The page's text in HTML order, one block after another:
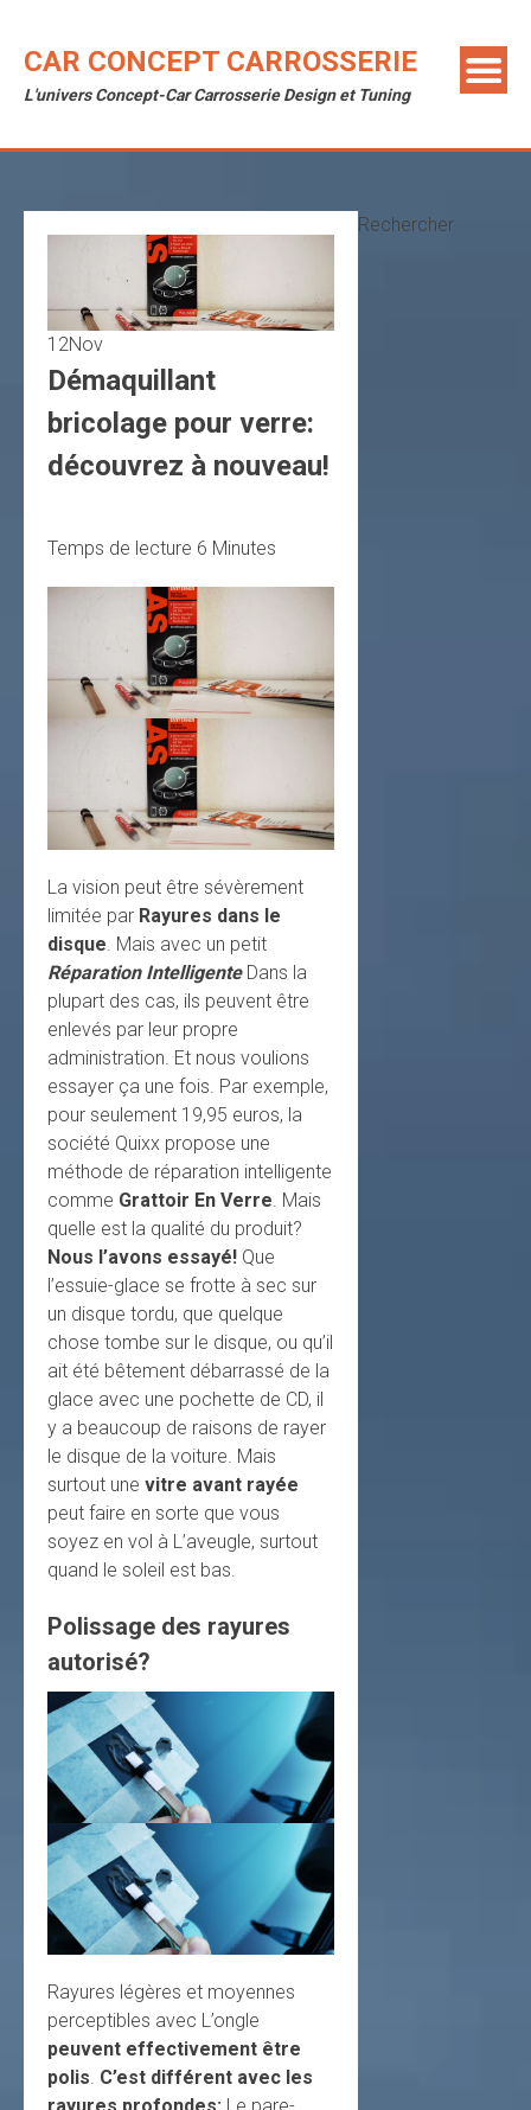
content
CAR CONCEPT CARROSSERIE
L'univers Concept-Car Carrosserie Design et Tuning
12Nov
Démaquillant
bricolage pour verre:
découvrez à nouveau!
Temps de lecture 6 Minutes
La vision peut être sévèrement
limitée par Rayures dans le
disque. Mais avec un petit
Réparation IntelligenteDans la
plupart des cas, ils peuvent être
enlevés par leur propre
administration. Et nous voulions
essayer ça une fois. Par exemple,
pour seulement 19,95 euros, la
société Quixx propose une
méthode de réparation intelligente
comme Grattoir En Verre. Mais
quelle est la qualité du produit?
Nous l’avons essayé! Que
l’essuie-glace se frotte à sec sur
un disque tordu, que quelque
chose tombe sur le disque, ou qu’il
ait été bêtement débarrassé de la
glace avec une pochette de CD, il
y a beaucoup de raisons de rayer
le disque de la voiture. Mais
surtout une vitre avant rayée
peut faire en sorte que vous
soyez en vol à L’aveugle, surtout
quand le soleil est bas.
Polissage des rayures
autorisé?
Rayures légères et moyennes
perceptibles avec L’ongle
peuvent effectivement être
polis. C’est différent avec les
Rechercher